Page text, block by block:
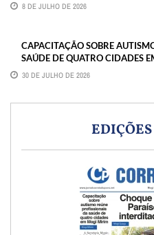
8 DE JULHO DE 2026
CAPACITAÇÃO SOBRE
SAÚDE DE QUATRO CIDADES
30 DE JULHO DE 2026